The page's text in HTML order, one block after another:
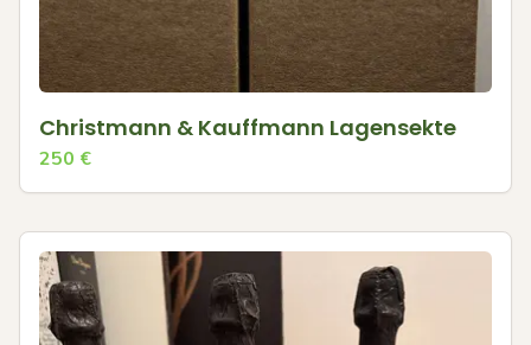
Christmann & Kauffmann Lagensekte
250 €